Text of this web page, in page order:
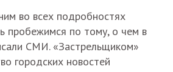
во всех подробностях
пробежимся по тому, о чем в
СМИ. «Застрельщиком»
городских новостей